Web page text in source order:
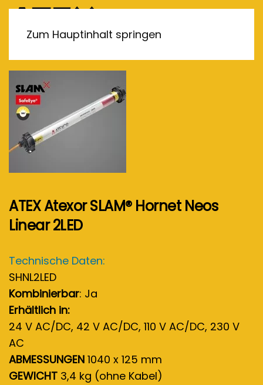
Zum Hauptinhalt springen
ATEX Atexor SLAM® Hornet Neos
Linear 2LED
Technische Daten:
SHNL2LED
Kombinierbar: Ja
Erhältlich in:
24 V AC/DC, 42 V AC/DC, 110 V AC/DC, 230 V
AC
ABMESSUNGEN 1040 x 125 mm
GEWICHT 3,4 kg (ohne Kabel)